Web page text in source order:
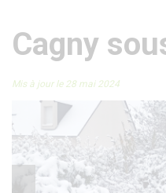
Cagny
Mis à jour le 28 mai 2024